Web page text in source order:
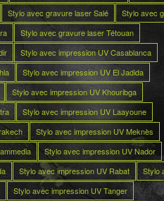
Stylo avec gravure laser Salé
Stylo avec
Stylo avec gravure laser Tétouan
Stylo avec impression UV Casablanca
Stylo avec impression UV El Jadida
Stylo avec impression UV Khouribga
Stylo avec impression UV Laayoune
Stylo avec impression UV Meknès
Stylo avec impression UV Nador
Stylo avec impression UV Rabat
Stylo
Stylo avec impression UV Tanger